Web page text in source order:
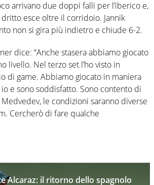
arrivano due doppi falli per l’iberico e,
esce oltre il corridoio. Jannik
non si gira più indietro e chiude 6-2.
dice: “Anche stasera abbiamo giocato
livello. Nel terzo set l’ho visto in
di game. Abbiamo giocato in maniera
io e sono soddisfatto. Sono contento di
le condizioni saranno diverse
Cercherò di fare qualche
Alcaraz: il ritorno dello spagnolo